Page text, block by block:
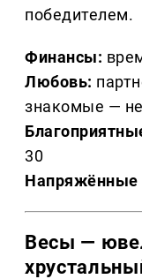
победителем.
Финансы:
Любовь:
знакомые —
30
Напряжённые
Весы —